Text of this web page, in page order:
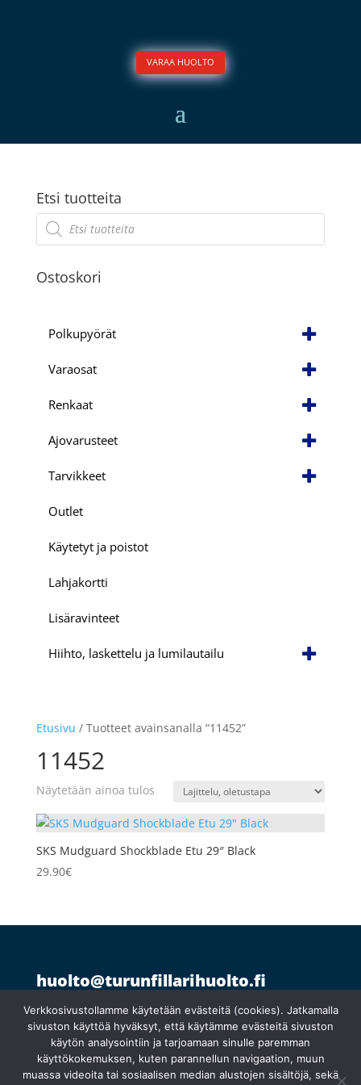
VARAA HUOLTO
Etusivu / Tuotteet avainsanalla “11452”
11452
Näytetään ainoa tulos
SKS Mudguard Shockblade Etu 29″ Black
29.90€
Etsi tuotteita
Products
search
Ostoskori
Polkupyörät
Varaosat
Renkaat
Ajovarusteet
Tarvikkeet
Outlet
Käytetyt ja poistot
Lahjakortti
Lisäravinteet
Hiihto, laskettelu ja lumilautailu
huolto@turunfillarihuolto.fi
Palometsäntie 14, 20610 Turku
044 766 1250
} Ma 10:30–18:30
Ti suljettu
Verkkosivustollamme käytetään evästeitä (cookies). Jatkamalla
sivuston käyttöä hyväksyt, että käytämme evästeitä sivuston
käytön analysointiin ja tarjoamaan sinulle paremman
käyttökokemuksen, kuten parannellun navigaation, muun
muassa videoita tai sosiaalisen median alustojen sisältöjä, sekä